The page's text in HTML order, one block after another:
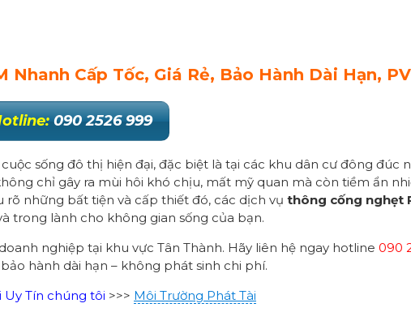
Cấp Tốc, Giá Rẻ, Bảo Hành Dài Hạn,
090 2526 999
sống đô thị hiện đại, đặc biệt là tại các khu dân cư đông đúc
chỉ gây ra mùi hôi khó chịu, mất mỹ quan mà còn tiềm ẩn
rõ những bất tiện và cấp thiết đó, các dịch vụ thông cống nghẹt
trong lành cho không gian sống của bạn.
nghiệp tại khu vực Tân Thành. Hãy liên hệ ngay hotline 090
hành dài hạn – không phát sinh chi phí.
Uy Tín chúng tôi >>> Môi Trường Phát Tài